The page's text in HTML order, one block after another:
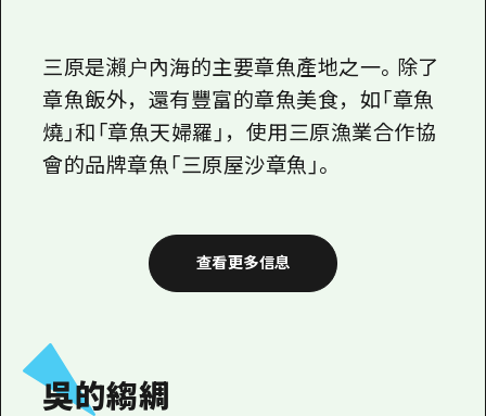
三原是瀨户內海的主要章魚產地之一。除了
章魚飯外，還有豐富的章魚美食，如「章魚
燒」和「章魚天婦羅」，使用三原漁業合作協
會的品牌章魚「三原屋沙章魚」。
查看更多信息
吳的縐綢